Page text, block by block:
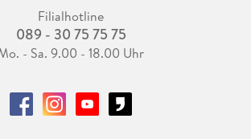
Filialhotline
089 - 30 75 75 75
- Sa. 9.00 - 18.00 Uhr